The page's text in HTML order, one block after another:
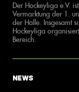
Der Hockeyliga e.V.
Vermarktung der 1.
der Halle. Insgesamt
Hockeyliga
Bereich.
News